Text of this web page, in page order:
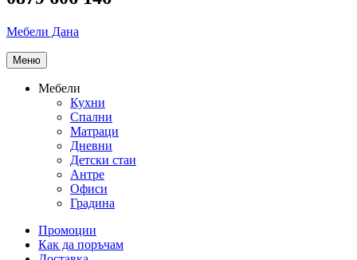
Мебели Дана
Меню
Мебели
Кухни
Спални
Матраци
Дневни
Детски стаи
Антре
Офиси
Градина
Промоции
Как да поръчам